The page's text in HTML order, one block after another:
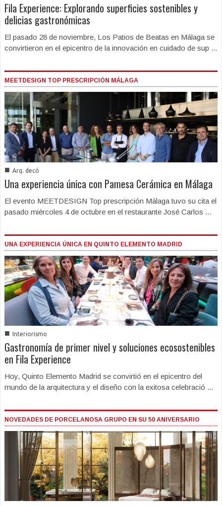
Fila Experience: Explorando superficies sostenibles y
delicias gastronómicas
El pasado 28 de noviembre, Los Patios de Beatas en Málaga se
convirtieron en el epicentro de la innovación en cuidado de sup ...
MEETDESIGN TOP PRESCRIPCIÓN MÁLAGA
■ Arq. decó
Una experiencia única con Pamesa Cerámica en Málaga
El evento MEETDESIGN Top prescripción Málaga tuvo su cita el
pasado miércoles 4 de octubre en el restaurante José Carlos ...
UNA EXPERIENCIA ÚNICA EN QUINTO ELEMENTO MADRID
■ Interiorismo
Gastronomía de primer nivel y soluciones ecosostenibles
en Fila Experience
Hoy, Quinto Elemento Madrid se convirtió en el epicentro del
mundo de la arquitectura y el diseño con la exitosa celebració ...
NOVEDADES DE PORCELANOSA GRUPO EN SU 50 ANIVERSARIO